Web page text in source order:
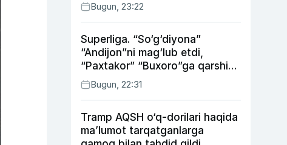
Bugun, 23:22
Superliga. “So‘g‘diyona”
“Andijon”ni mag‘lub etdi,
“Paxtakor” “Buxoro”ga qarshi
bahsda g‘alabani qo‘ldan
chiqardi
Bugun, 22:31
Tramp AQSH o‘q-dorilari haqida
ma’lumot tarqatganlarga